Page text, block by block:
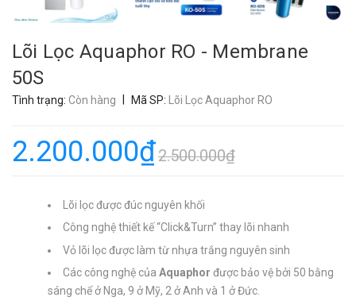
Lõi Lọc Aquaphor RO - Membrane
50S
Tình trạng: Còn hàng Mã SP: Lõi Lọc Aquaphor RO
2.200.000₫2.500.000₫
Lõi lọc được đúc nguyên khối
Công nghệ thiết kế “Click&Turn” thay lõi nhanh
Vỏ lõi lọc được làm từ nhựa trắng nguyên sinh
Các công nghệ của Aquaphor được bảo vệ bởi 50 bằng
sáng chế ở Nga, 9 ở Mỹ, 2 ở Anh và 1 ở Đức.